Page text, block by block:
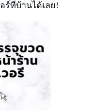
ร์ที่บ้านได้เลย!